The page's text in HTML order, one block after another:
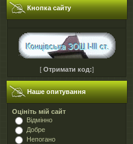
Кнопка сайту
[ Отримати код:]
Наше опитування
Оцініть мій сайт
Відмінно
Добре
Непогано